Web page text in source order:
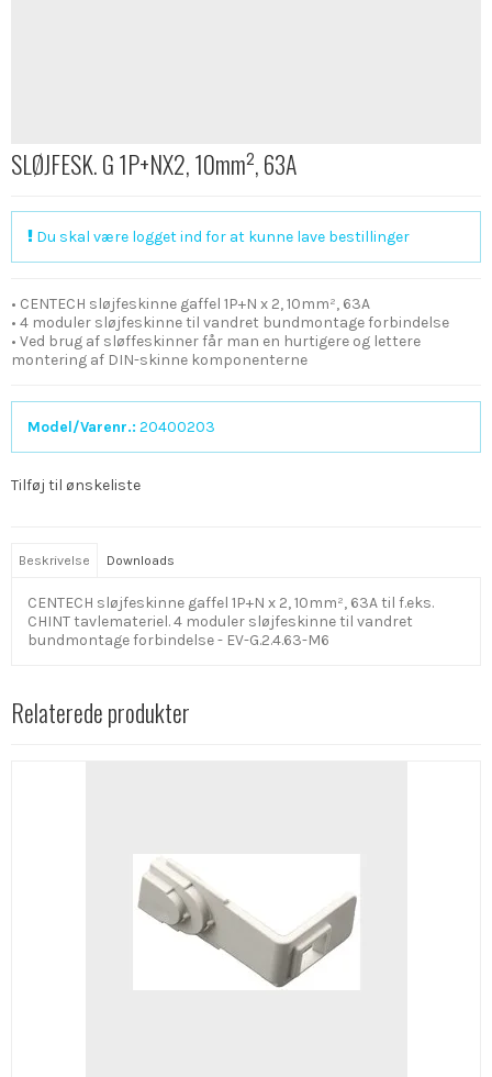
SLØJFESK. G 1P+NX2, 10mm², 63A
Du skal være logget ind for at kunne lave bestillinger
• CENTECH sløjfeskinne gaffel 1P+N x 2, 10mm², 63A
• 4 moduler sløjfeskinne til vandret bundmontage forbindelse
• Ved brug af sløffeskinner får man en hurtigere og lettere
montering af DIN-skinne komponenterne
Model/Varenr.: 20400203
Tilføj til ønskeliste
Beskrivelse Downloads
CENTECH sløjfeskinne gaffel 1P+N x 2, 10mm², 63A til f.eks.
CHINT tavlemateriel. 4 moduler sløjfeskinne til vandret
bundmontage forbindelse - EV-G.2.4.63-M6
Relaterede produkter